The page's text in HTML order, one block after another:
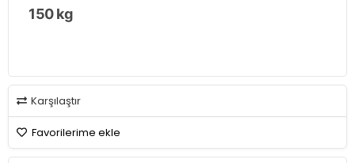
150 kg
Karşılaştır
Favorilerime ekle